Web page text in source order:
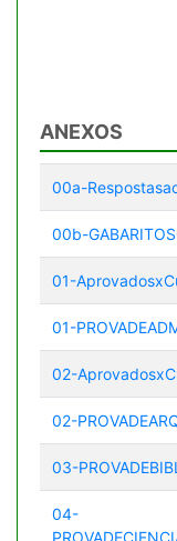
ANEXOS
00a-
00b-
01-
01-
02-
02-
03-
04-